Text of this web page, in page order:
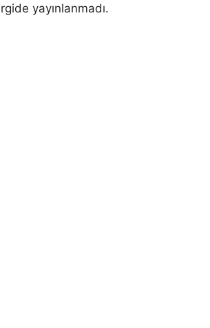
yayınlanmadı.